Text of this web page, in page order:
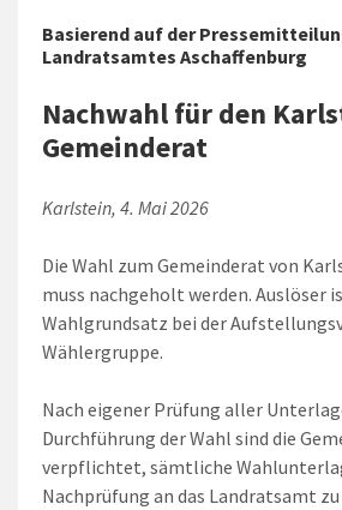
Basierend auf der
Landratsamtes Aschaffenburg
Nachwahl für den
Gemeinderat
Karlstein, 4. Mai 2026
Die Wahl zum Gemeinderat von
muss nachgeholt werden. Auslöser
Wahlgrundsatz bei der
Wählergruppe.
Nach eigener Prüfung aller
Durchführung der Wahl sind die
verpflichtet, sämtliche
Nachprüfung an das Landratsamt